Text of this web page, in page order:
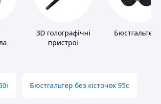
3D голографічні
пристрої
Бюстгальтери
Бюстгальтер без кісточок 95с